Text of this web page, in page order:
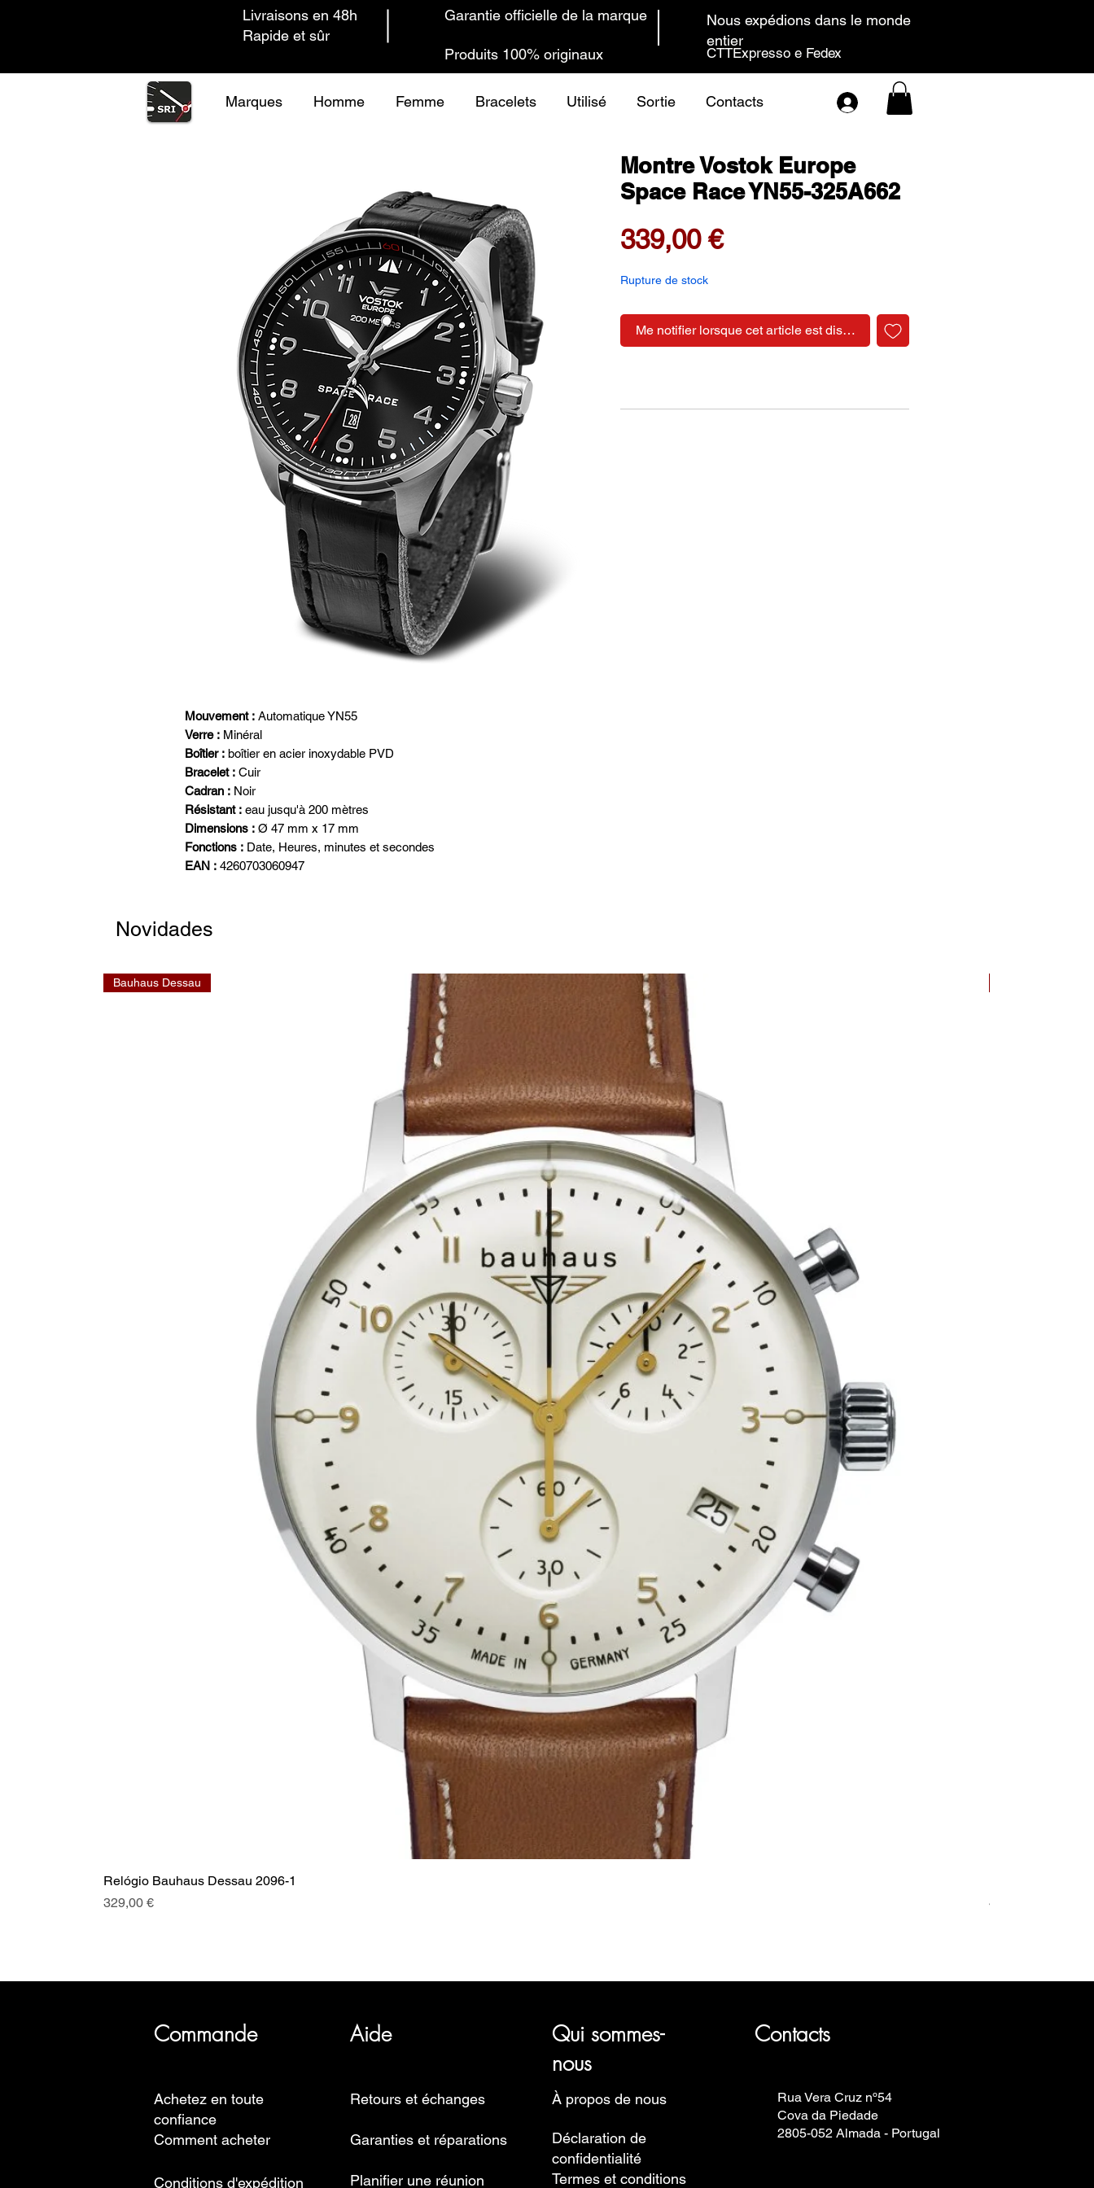
Livraisons en 48h
Rapide et sûr
Produits 100% originaux
Garantie officielle de la marque
Nous expédions dans le monde
entier
CTTExpresso e Fedex
Marques Homme Femme Bracelets Utilisé Sortie Contacts
Mouvement : Automatique YN55
Verre : Minéral
Boîtier : boîtier en acier inoxydable PVD
Bracelet : Cuir
Cadran : Noir
Résistant : eau jusqu'à 200 mètres
Dimensions : Ø 47 mm x 17 mm
Fonctions : Date, Heures, minutes et secondes
EAN : 4260703060947
Montre Vostok Europe
Space Race YN55-325A662
339,00 €Prix
Rupture de stock
Me notifier lorsque cet article est disponible
Novidades
Bauhaus Dessau
Relógio Bauhaus Dessau 2096-1
Prix
329,00 €
Prix
499,00 €
Commande Aide
Qui sommes-
nous
Contacts
Achetez en toute
confiance
Comment acheter
Conditions d'expédition
Retours et échanges
Garanties et réparations
Planifier une réunion
À propos de nous
Déclaration de
confidentialité
Termes et conditions
Rua Vera Cruz nº54
Cova da Piedade
2805-052 Almada - Portugal